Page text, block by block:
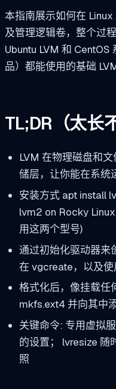
本指南展示如何在
及管理逻辑卷，整个过
Ubuntu LVM 和
品）都能使用的基础
TL;DR（太长
LVM 在物理磁盘和
储层，让你能在系统
安装方式 apt install
lvm2 on Rocky
用这两个型号)
通过初始化驱动器来
在 vgcreate，以及使
格式化后，像挂载任
mkfs.ext4 并向其中
关键命令: 专用虚拟
的设置； lvresize 随
照